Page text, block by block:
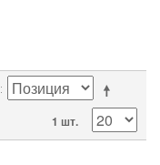
1 шт.